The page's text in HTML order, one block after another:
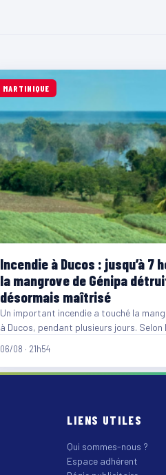
MARTINIQUE
Incendie à Ducos : jusqu’à 7
la mangrove de Génipa
désormais maîtrisé
Un important incendie a touché la
à Ducos, pendant plusieurs jours. Selon
06/08 · 21h54
LIENS UTILES
Qui sommes-nous ?
Espace adhérent